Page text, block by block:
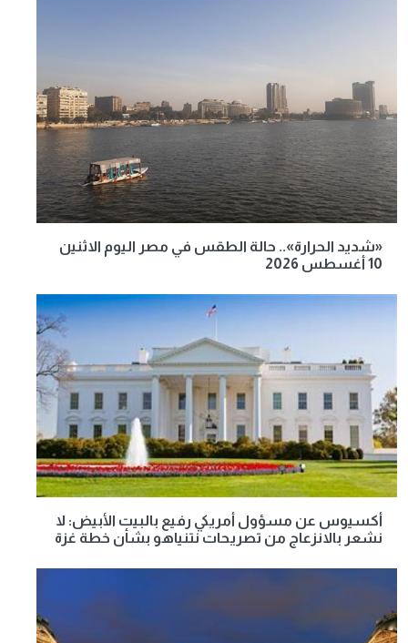
«شديد الحرارة».. حالة الطقس في مصر اليوم الاثنين
10 أغسطس 2026
أكسيوس عن مسؤول أمريكي رفيع بالبيت الأبيض: لا
نشعر بالانزعاج من تصريحات نتنياهو بشأن خطة غزة